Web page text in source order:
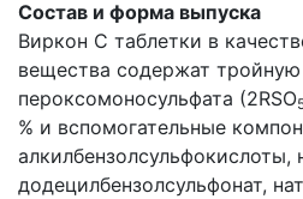
Состав и форма выпуска
Виркон С таблетки в
вещества содержат тройную
пероксомоносульфата (2RSO
% и вспомогательные
алкилбензолсульфокислоты,
додецилбензолсульфонат,